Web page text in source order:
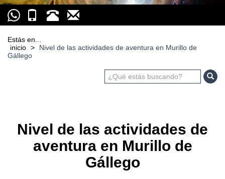
Estás en...
inicio >
Nivel de las actividades de aventura en Murillo de
Gállego
Nivel de las actividades de
aventura en Murillo de
Gállego